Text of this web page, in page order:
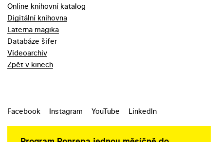
Online knihovní katalog
Digitální knihovna
Laterna magika
Databáze šifer
Videoarchiv
Zpět v kinech
Facebook Instagram YouTube LinkedIn